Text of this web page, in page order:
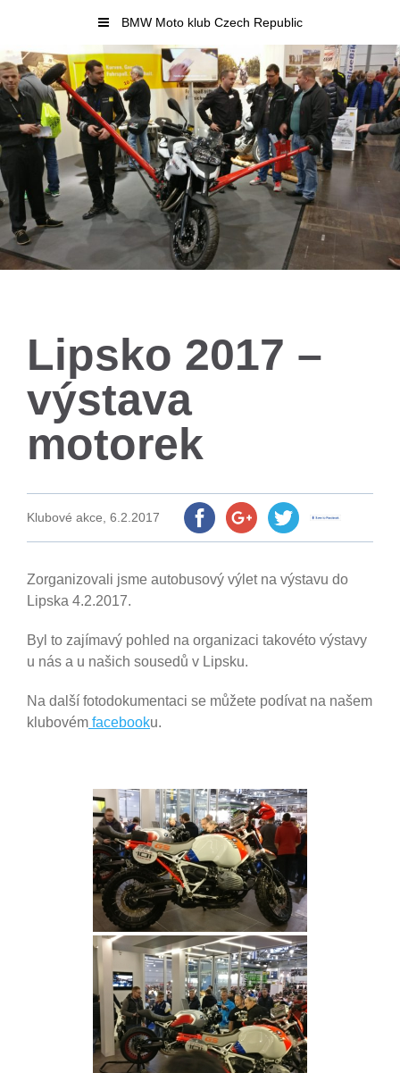
content
BMW Moto klub Czech Republic
Lipsko 2017 –
výstava
motorek
Klubové akce, 6.2.2017
Zorganizovali jsme autobusový výlet na výstavu do
Lipska 4.2.2017.
Byl to zajímavý pohled na organizaci takovéto výstavy
u nás a u našich sousedů v Lipsku.
Na další fotodokumentaci se můžete podívat na našem
klubovém facebooku.